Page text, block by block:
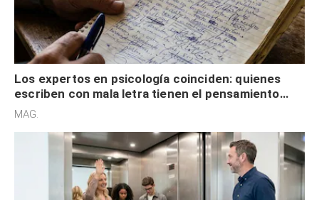
Los expertos en psicología coinciden: quienes
escriben con mala letra tienen el pensamiento
acelerado y no lo hacen por desinterés
MAG.